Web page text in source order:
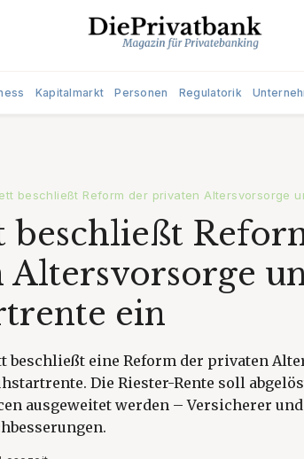
Kapitalmarkt Personen Regulatorik
beschließt Reform der privaten Altersvorsorge
beschließt
Altersvorsorge
ein
beschließt eine Reform der privaten
Die Riester-Rente soll
ausgeweitet werden – Versicherer